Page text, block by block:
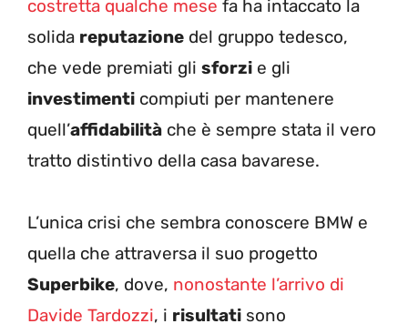
costretta qualche mese fa ha intaccato la
solida reputazione del gruppo tedesco,
che vede premiati gli sforzi e gli
investimenti compiuti per mantenere
quell’affidabilità che è sempre stata il vero
tratto distintivo della casa bavarese.
L’unica crisi che sembra conoscere BMW e
quella che attraversa il suo progetto
Superbike, dove, nonostante l’arrivo di
Davide Tardozzi, i risultati sono